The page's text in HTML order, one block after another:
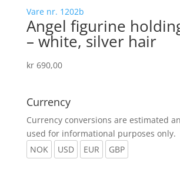
Vare nr. 1202b
Angel figurine
– white, silver hair
kr690,00
Currency
Currency conversions are estimated
used for informational purposes only.
NOK
USD EUR GBP